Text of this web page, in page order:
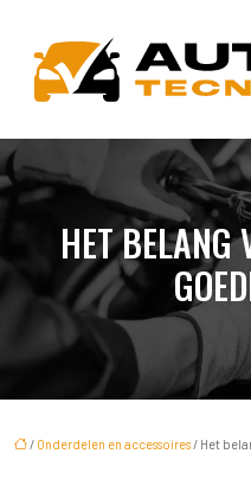
HET BELANG
/ Onderdelen en accessoires/ Het